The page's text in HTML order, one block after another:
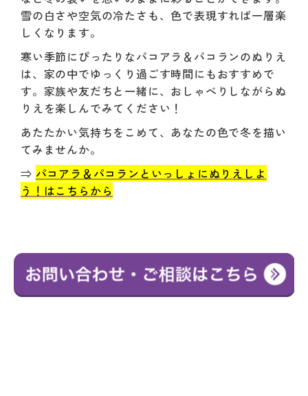
雪の白さや空気の冷たさも、色で表現すれば一層楽
しくなります。
寒い季節にぴったりなパコアラ＆パコランのぬりえ
は、家の中でゆっくり過ごす時間にもおすすめで
す。家族や友だちと一緒に、おしゃべりしながらぬ
りえを楽しんでみてください！
あたたかい気持ちをこめて、あなたの色で冬を描い
てみませんか。
⇒ パコアラ＆パコランといっしょにぬりえしよ
う！はこちらから